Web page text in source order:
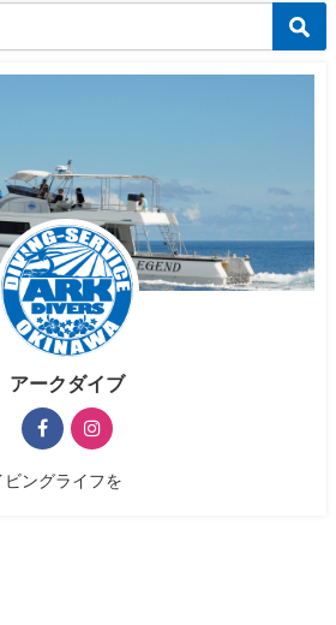
アークダイブ
ビングライフを